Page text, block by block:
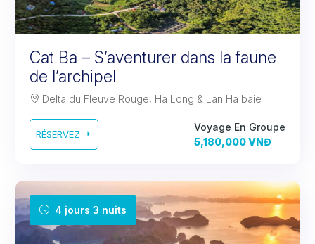
Cat Ba – S’aventurer dans la faune
de l’archipel
Delta du Fleuve Rouge, Ha Long & Lan Ha baie
RÉSERVEZ
Voyage En Groupe
5,180,000 VNĐ
4 jours 3 nuits